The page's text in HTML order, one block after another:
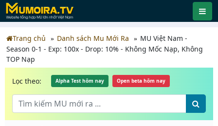
Trang chủ Danh sách Mu Mới Ra
MU Việt Nam -
Season 0-1 - Exp: 100x - Drop: 10% - Không Mốc Nạp, Không
TOP Nạp
Lọc theo: Alpha Test hôm nay Open beta hôm nay